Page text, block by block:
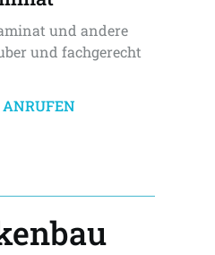
und andere
und fachgerecht